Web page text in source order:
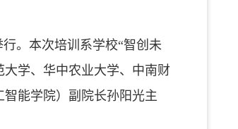
。本次培训系学校“智创未
学、华中农业大学、中南财
能学院）副院长孙阳光主